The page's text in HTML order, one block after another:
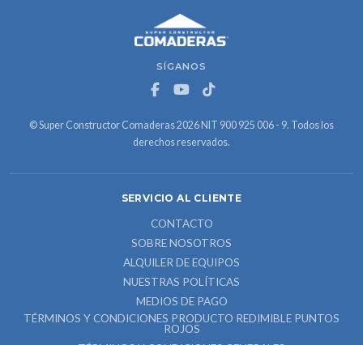
SÍGANOS
© Super Constructor Comaderas 2026 NIT 900 925 006 - 9. Todos los
derechos reservados.
SERVICIO AL CLIENTE
CONTACTO
SOBRE NOSOTROS
ALQUILER DE EQUIPOS
NUESTRAS POLÍTICAS
MEDIOS DE PAGO
TÉRMINOS Y CONDICIONES PRODUCTO REDIMIBLE PUNTOS
ROJOS